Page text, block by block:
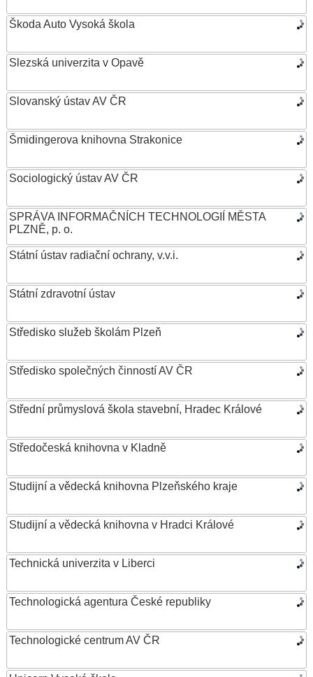
Škoda Auto Vysoká škola
Slezská univerzita v Opavě
Slovanský ústav AV ČR
Šmidingerova knihovna Strakonice
Sociologický ústav AV ČR
SPRÁVA INFORMAČNÍCH TECHNOLOGIÍ MĚSTA
PLZNĚ, p. o.
Státní ústav radiační ochrany, v.v.i.
Státní zdravotní ústav
Středisko služeb školám Plzeň
Středisko společných činností AV ČR
Střední průmyslová škola stavební, Hradec Králové
Středočeská knihovna v Kladně
Studijní a vědecká knihovna Plzeňského kraje
Studijní a vědecká knihovna v Hradci Králové
Technická univerzita v Liberci
Technologická agentura České republiky
Technologické centrum AV ČR